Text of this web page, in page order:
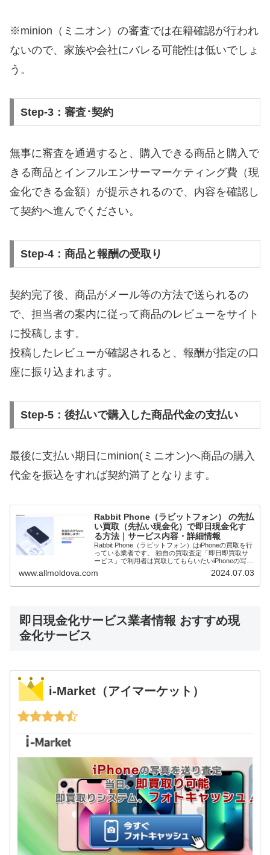
※minion（ミニオン）の審査では在籍確認が行われ
ないので、家族や会社にバレる可能性は低いでしょ
う。
Step-3：審査･契約
無事に審査を通過すると、購入できる商品と購入で
きる商品とインフルエンサーマーケティング費（現
金化できる金額）が提示されるので、内容を確認し
て契約へ進んでください。
Step-4：商品と報酬の受取り
契約完了後、商品がメール等の方法で送られるの
で、担当者の案内に従って商品のレビューをサイト
に投稿します。
投稿したレビューが確認されると、報酬が指定の口
座に振り込まれます。
Step-5：後払いで購入した商品代金の支払い
最後に支払い期日にminion(ミニオン)へ商品の購入
代金を振込をすれば契約満了となります。
Rabbit Phone（ラビットフォン） の先払
い買取（先払い現金化）で即日現金化す
る方法｜サービス内容・詳細情報
Rabbit Phone（ラビットフォン）はiPhoneの買取を行
っている業者です。 独自の買取査定「即日即買取サ
ービス」で利用者は買取してもらいたいiPhoneの写真
を送ります。査定と買取価格が確定次第先払いで現金
買取してもらうことで即日...
www.allmoldova.com 2024.07.03
即日現金化サービス業者情報 おすすめ現
金化サービス
i-Market（アイマーケット）